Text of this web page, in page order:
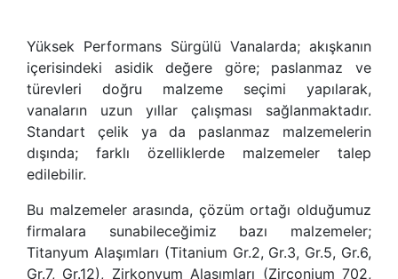
Yüksek Performans Sürgülü Vanalarda; akışkanın
içerisindeki asidik değere göre; paslanmaz ve
türevleri doğru malzeme seçimi yapılarak,
vanaların uzun yıllar çalışması sağlanmaktadır.
Standart çelik ya da paslanmaz malzemelerin
dışında; farklı özelliklerde malzemeler talep
edilebilir.
Bu malzemeler arasında, çözüm ortağı olduğumuz
firmalara sunabileceğimiz bazı malzemeler;
Titanyum Alaşımları (Titanium Gr.2, Gr.3, Gr.5, Gr.6,
Gr.7, Gr.12), Zirkonyum Alaşımları (Zirconium 702,